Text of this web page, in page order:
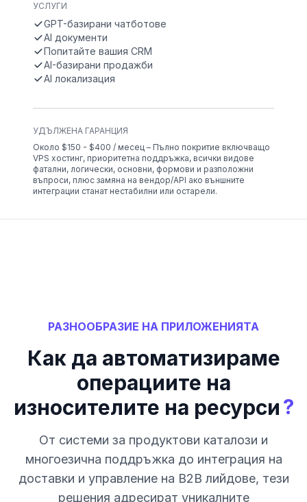
УСЛУГИ
GPT-базирани чатботове
AI документи
Попитайте вашия CRM
AI-базирани продажби
AI локализация
УДЪЛЖЕНА ГАРАНЦИЯ
Около $150 - $400 / месец – Пълно покритие включващо
VPS хостинг, приоритетна поддръжка, всички видове
фатални, логически, основни, формови и разположни
въпроси, плюс замяна на вендор/API ако външните
интеграции станат нестабилни или остарели.
РАЗНООБРАЗИЕ НА ПРИЛОЖЕНИЯТА
Как да автоматизираме
операциите на
износителите на ресурси?
От системи за продуктови каталози и
многоезична поддръжка до интеграция на
доставки и управление на B2B лийдове, тези
решения адресират уникалните